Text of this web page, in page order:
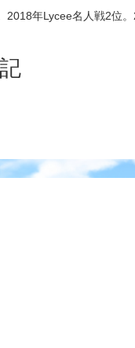
年Lycee名人戦2位。